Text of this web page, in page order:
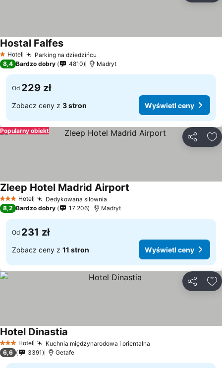
1 Kategoria
Hotel Parking na dziedzińcu
Hostal FalfesWyświetl ceny
8,4 Bardzo dobry 4810 Madryt
Od 229 zł
Zobacz ceny z 3 stron Wyświetl ceny
Popularny obiekt
3 Kategoria
Hotel Dedykowana siłownia
Zleep Hotel Madrid Airport
8,2 Bardzo dobry 17 206 Madryt
Od 231 zł
Zobacz ceny z 11 stron Wyświetl ceny
3 Kategoria
Hotel Kuchnia międzynarodowa i orientalna
Hotel Dinastia
6,6 3391 Getafe